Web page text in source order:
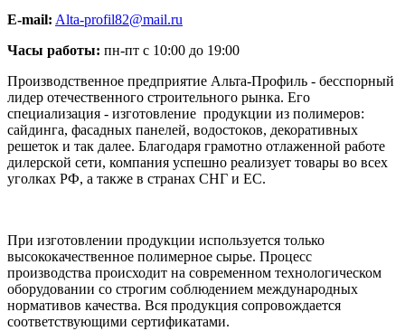
E-mail: Alta-profil82@mail.ru
Часы работы: пн-пт с 10:00 до 19:00
Производственное предприятие Альта-Профиль - бесспорный
лидер отечественного строительного рынка. Его
специализация - изготовление продукции из полимеров:
сайдинга, фасадных панелей, водостоков, декоративных
решеток и так далее. Благодаря грамотно отлаженной работе
дилерской сети, компания успешно реализует товары во всех
уголках РФ, а также в странах СНГ и ЕС.
При изготовлении продукции используется только
высококачественное полимерное сырье. Процесс
производства происходит на современном технологическом
оборудовании со строгим соблюдением международных
нормативов качества. Вся продукция сопровождается
соответствующими сертификатами.